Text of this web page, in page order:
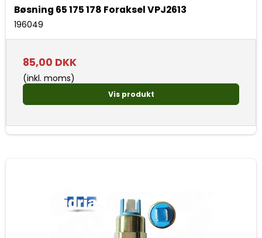
Bøsning 65 175 178 Foraksel VPJ2613
196049
85,00 DKK
(inkl. moms)
Vis produkt